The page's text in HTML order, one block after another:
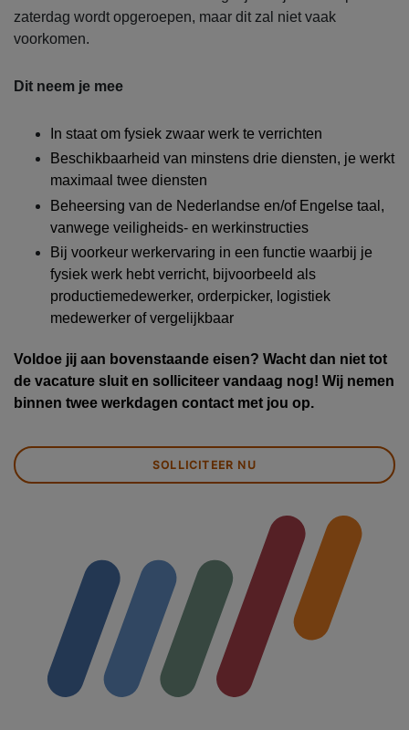
zaterdag wordt opgeroepen, maar dit zal niet vaak
voorkomen.
Dit neem je mee
In staat om fysiek zwaar werk te verrichten
Beschikbaarheid van minstens drie diensten, je werkt
maximaal twee diensten
Beheersing van de Nederlandse en/of Engelse taal,
vanwege veiligheids- en werkinstructies
Bij voorkeur werkervaring in een functie waarbij je
fysiek werk hebt verricht, bijvoorbeeld als
productiemedewerker, orderpicker, logistiek
medewerker of vergelijkbaar
Voldoe jij aan bovenstaande eisen? Wacht dan niet tot
de vacature sluit en solliciteer vandaag nog! Wij nemen
binnen twee werkdagen contact met jou op.
SOLLICITEER NU